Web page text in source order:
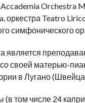
Accademia
оркестра Teatro
симфонического
своей матерью-
в Лугано
том числе 24